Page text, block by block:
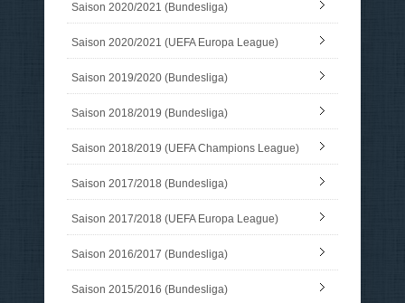
Saison 2020/2021 (Bundesliga)
Saison 2020/2021 (UEFA Europa League)
Saison 2019/2020 (Bundesliga)
Saison 2018/2019 (Bundesliga)
Saison 2018/2019 (UEFA Champions League)
Saison 2017/2018 (Bundesliga)
Saison 2017/2018 (UEFA Europa League)
Saison 2016/2017 (Bundesliga)
Saison 2015/2016 (Bundesliga)